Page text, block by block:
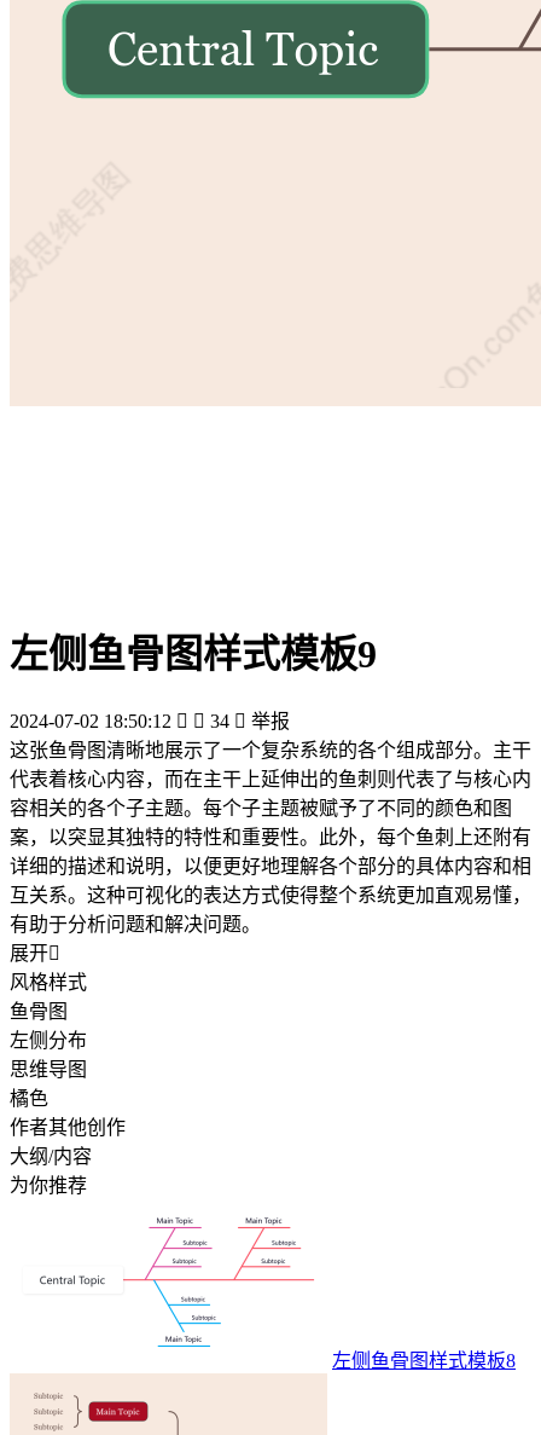
左侧鱼骨图样式模板9
2024-07-02 18:50:12   34  举报
这张鱼骨图清晰地展示了一个复杂系统的各个组成部分。主干
代表着核心内容，而在主干上延伸出的鱼刺则代表了与核心内
容相关的各个子主题。每个子主题被赋予了不同的颜色和图
案，以突显其独特的特性和重要性。此外，每个鱼刺上还附有
详细的描述和说明，以便更好地理解各个部分的具体内容和相
互关系。这种可视化的表达方式使得整个系统更加直观易懂，
有助于分析问题和解决问题。
展开
风格样式
鱼骨图
左侧分布
思维导图
橘色
作者其他创作
大纲/内容
为你推荐
左侧鱼骨图样式模板8